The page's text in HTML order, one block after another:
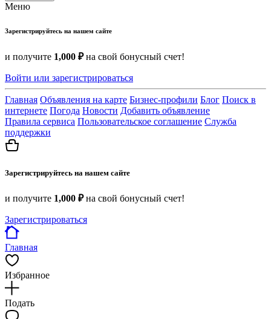
Меню
Зарегистрируйтесь на нашем сайте
и получите 1,000 ₽на свой бонусный счет!
Войти или зарегистрироваться
Главная Объявления на карте Бизнес-профили Блог Поиск в
интернете Погода Новости Добавить объявление
Правила сервиса Пользовательское соглашение Служба
поддержки
Зарегистрируйтесь на нашем сайте
и получите 1,000 ₽на свой бонусный счет!
Зарегистрироваться
Главная
Избранное
Подать